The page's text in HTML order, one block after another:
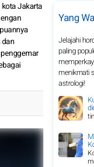
Jakarta
Yang
Jelajahi
paling
menikmati
astrologi!